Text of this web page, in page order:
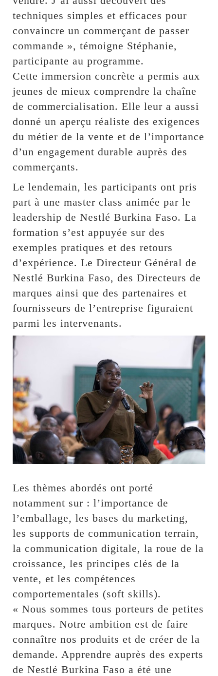
techniques simples et efficaces pour
convaincre un commerçant de passer
commande », témoigne Stéphanie,
participante au programme.
Cette immersion concrète a permis aux
jeunes de mieux comprendre la chaîne
de commercialisation. Elle leur a aussi
donné un aperçu réaliste des exigences
du métier de la vente et de l’importance
d’un engagement durable auprès des
commerçants.
Le lendemain, les participants ont pris
part à une master class animée par le
leadership de Nestlé Burkina Faso. La
formation s’est appuyée sur des
exemples pratiques et des retours
d’expérience. Le Directeur Général de
Nestlé Burkina Faso, des Directeurs de
marques ainsi que des partenaires et
fournisseurs de l’entreprise figuraient
parmi les intervenants.
Les thèmes abordés ont porté
notamment sur : l’importance de
l’emballage, les bases du marketing,
les supports de communication terrain,
la communication digitale, la roue de la
croissance, les principes clés de la
vente, et les compétences
comportementales (soft skills).
« Nous sommes tous porteurs de petites
marques. Notre ambition est de faire
connaître nos produits et de créer de la
demande. Apprendre auprès des experts
de Nestlé Burkina Faso a été une